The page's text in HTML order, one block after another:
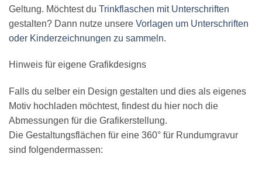
Geltung. Möchtest du Trinkflaschen mit Unterschriften
gestalten? Dann nutze unsere Vorlagen um Unterschriften
oder Kinderzeichnungen zu sammeln.
Hinweis für eigene Grafikdesigns
Falls du selber ein Design gestalten und dies als eigenes
Motiv hochladen möchtest, findest du hier noch die
Abmessungen für die Grafikerstellung.
Die Gestaltungsflächen für eine 360° für Rundumgravur
sind folgendermassen: